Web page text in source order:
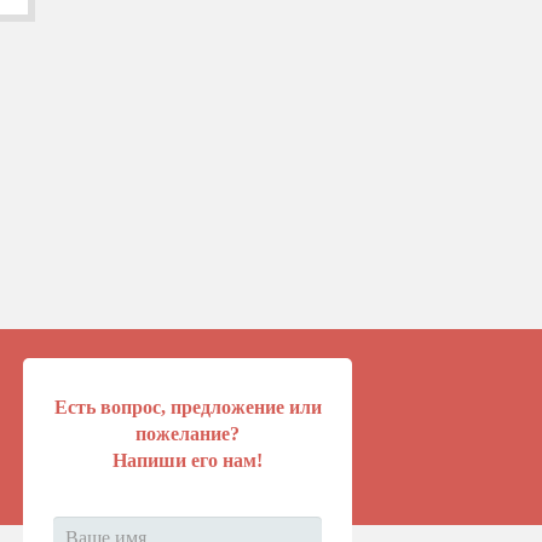
Есть вопрос, предложение или
пожелание?
Напиши его нам!